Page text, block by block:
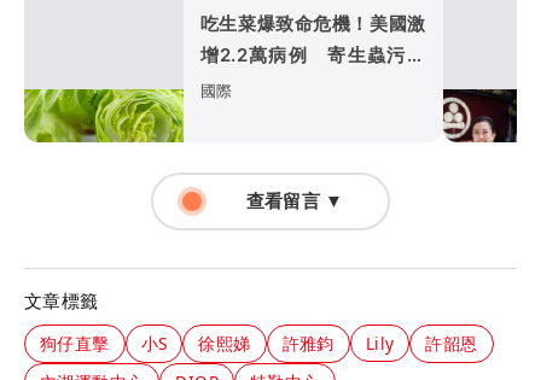
吃生菜爆致命危機！美國激
增2.2萬病例 寄生蟲污染
惹禍（壹蘋10點強打）
國際
查看留言 ▼
文章標籤
狗仔直擊 小S 徐熙娣 許雅鈞 Lily
許韶恩